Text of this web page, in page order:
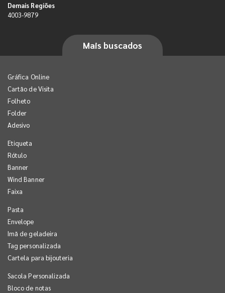
Demais Regiões
4003-9879
Mais buscados
Gráfica Online
Cartão de Visita
Folheto
Folder
Adesivo
Etiqueta
Rótulo
Banner
Wind Banner
Faixa
Pasta
Envelope
Imã de geladeira
Tag personalizada
Cartela para bijouteria
Sacola Personalizada
Bloco de notas